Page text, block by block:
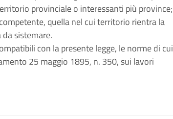
provinciale o interessanti più province;
quella nel cui territorio rientra la
sistemare.
con la presente legge, le norme di cui
25 maggio 1895, n. 350, sui lavori